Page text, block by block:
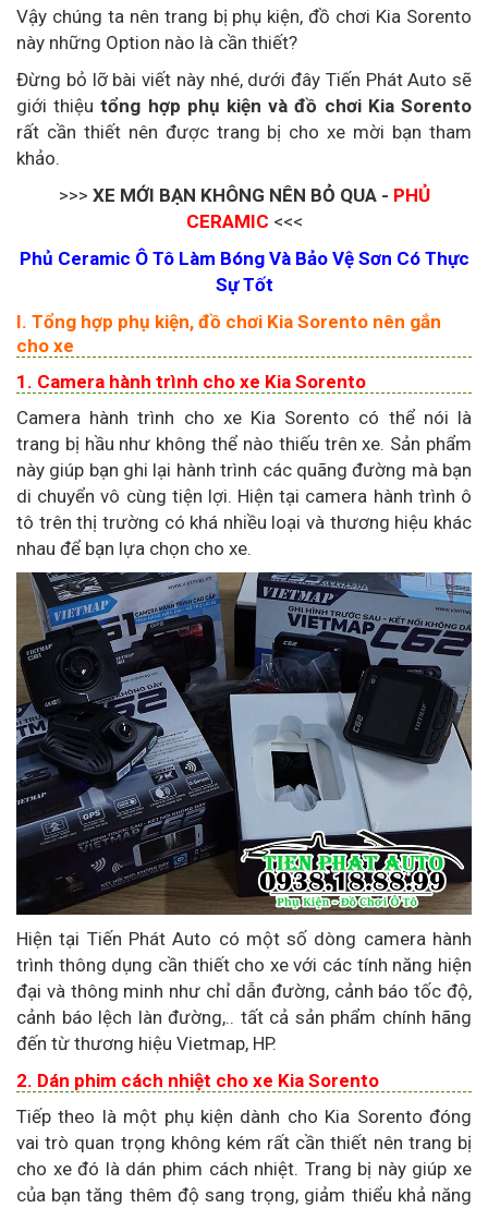
Vậy chúng ta nên trang bị phụ kiện, đồ chơi Kia Sorento
này những Option nào là cần thiết?
Đừng bỏ lỡ bài viết này nhé, dưới đây Tiến Phát Auto sẽ
giới thiệutổng hợp phụ kiện và đồ chơi Kia Sorento
rất cần thiết nên được trang bị cho xe mời bạn tham
khảo.
>>> XE MỚI BẠN KHÔNG NÊN BỎ QUA - PHỦ
CERAMIC <<<
Phủ Ceramic Ô Tô Làm Bóng Và Bảo Vệ Sơn Có Thực
Sự Tốt
I. Tổng hợp phụ kiện, đồ chơi Kia Sorento nên gắn
cho xe
1. Camera hành trình cho xe Kia Sorento
Camera hành trình cho xe Kia Sorento có thể nói là
trang bị hầu như không thể nào thiếu trên xe. Sản phẩm
này giúp bạn ghi lại hành trình các quãng đường mà bạn
di chuyển vô cùng tiện lợi. Hiện tại camera hành trình ô
tô trên thị trường có khá nhiều loại và thương hiệu khác
nhau để bạn lựa chọn cho xe.
Hiện tại Tiến Phát Auto có một số dòng camera hành
trình thông dụng cần thiết cho xe với các tính năng hiện
đại và thông minh như chỉ dẫn đường, cảnh báo tốc độ,
cảnh báo lệch làn đường,.. tất cả sản phẩm chính hãng
đến từ thương hiệu Vietmap, HP.
2. Dán phim cách nhiệt cho xe Kia Sorento
Tiếp theo là một phụ kiện dành cho Kia Sorento đóng
vai trò quan trọng không kém rất cần thiết nên trang bị
cho xe đó là dán phim cách nhiệt. Trang bị này giúp xe
của bạn tăng thêm độ sang trọng, giảm thiểu khả năng